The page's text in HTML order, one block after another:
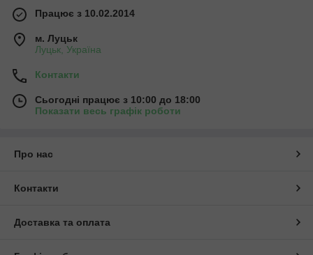
Працює з 10.02.2014
м. Луцьк
Луцьк, Україна
Контакти
Сьогодні працює з 10:00 до 18:00
Показати весь графік роботи
Про нас
Контакти
Доставка та оплата